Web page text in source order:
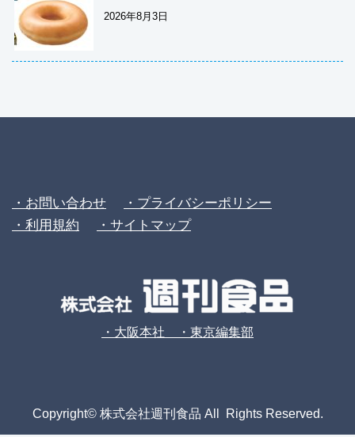
2026年8月3日
・お問い合わせ
・プライバシーポリシー
・利用規約
・サイトマップ
・大阪本社 ・東京編集部
Copyright© 株式会社週刊食品 All Rights Reserved.